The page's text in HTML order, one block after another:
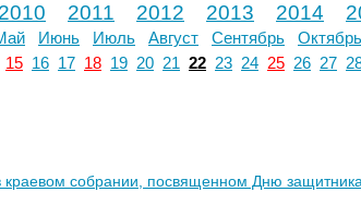
2010 2011 2012 2013 2014
Июнь Июль Август Сентябрь Октябрь
15 16 17 18 19 20 21 22 23 24 25 26 27
собрании, посвященном Дню